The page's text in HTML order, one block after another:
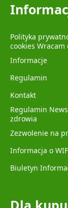
Polityka
cookies
Informacje
Regulamin
Kontakt
Regulamin
zdrowia
Zezwolenie na
Informacja o WIF
Biuletyn